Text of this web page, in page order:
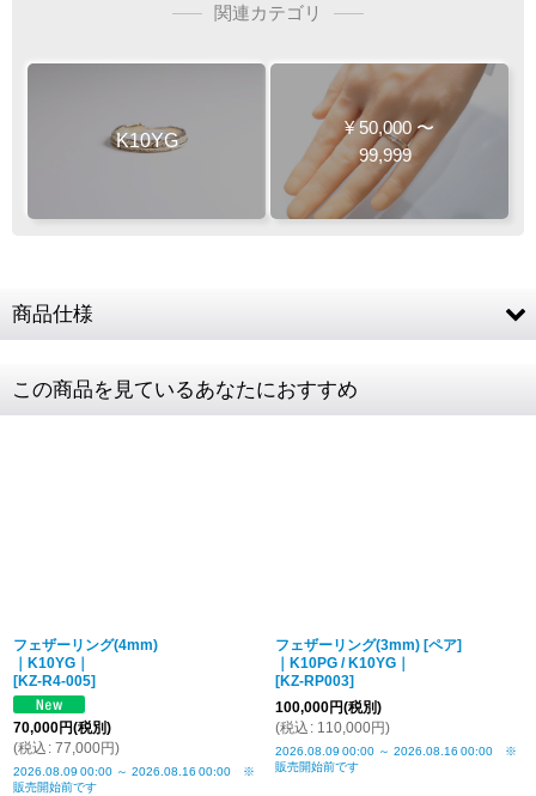
関連カテゴリ
K10YG
¥ 50,000 〜
99,999
商品仕様
リングサイズ 1〜18号
この商品を見ているあなたにおすすめ
フェザーリング(4mm)
｜K10YG｜
[KZ-R4-005]
70,000円(税別)
(税込 : 77,000円)
2026.08.09 00:00 ～ 2026.08.16 00:00 ※
販売開始前です
フェザーリング(3mm) [ペア]
｜K10PG / K10YG｜
[KZ-RP003]
100,000円(税別)
(税込 : 110,000円)
2026.08.09 00:00 ～ 2026.08.16 00:00 ※
販売開始前です